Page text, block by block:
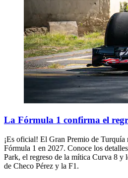
La Fórmula 1 confirma el
¡Es oficial! El Gran Premio de Turquía
Fórmula 1 en 2027. Conoce los
Park, el regreso de la mítica Curva 8 y
de Checo Pérez y la F1.